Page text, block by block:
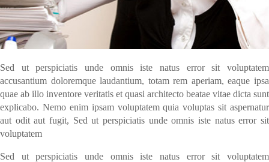
Sed ut perspiciatis unde omnis iste natus error sit voluptatem
accusantium doloremque laudantium, totam rem aperiam, eaque ipsa
quae ab illo inventore veritatis et quasi architecto beatae vitae dicta sunt
explicabo. Nemo enim ipsam voluptatem quia voluptas sit aspernatur
aut odit aut fugit, Sed ut perspiciatis unde omnis iste natus error sit
voluptatem
Sed ut perspiciatis unde omnis iste natus error sit voluptatem